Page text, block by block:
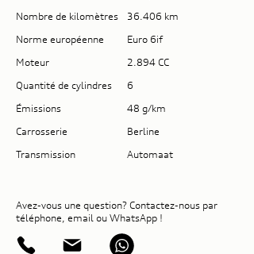
Nombre de kilomètres
36.406 km
Norme européenne
Euro 6if
Moteur
2.894 CC
Quantité de cylindres
6
Émissions
48 g/km
Carrosserie
Berline
Transmission
Automaat
Avez-vous une question? Contactez-nous par
téléphone, email ou WhatsApp !